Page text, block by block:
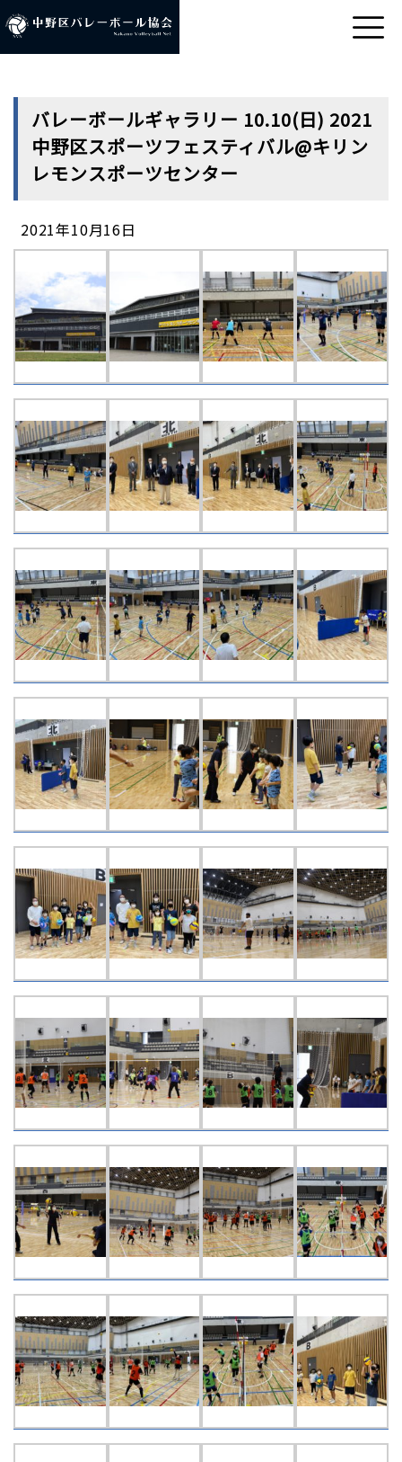
バレーボールギャラリー 10.10(日) 2021
中野区スポーツフェスティバル@キリン
レモンスポーツセンター
2021年10月16日